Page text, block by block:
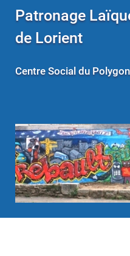
Patronage
de Lorient
Centre Social du